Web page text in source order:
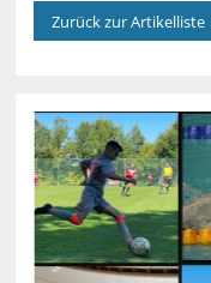
Zurück zur Artikelliste